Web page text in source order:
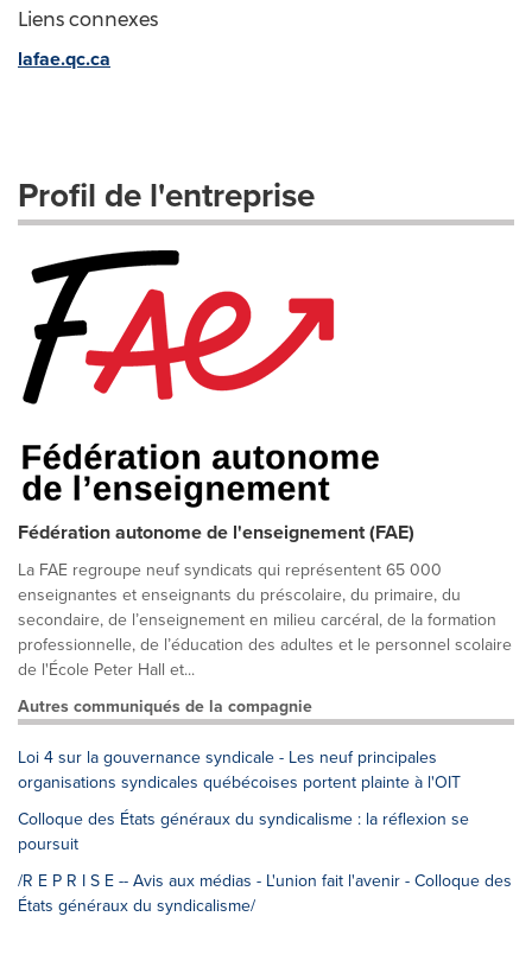
Liens connexes
lafae.qc.ca
Profil de l'entreprise
Fédération autonome de l'enseignement (FAE)
La FAE regroupe neuf syndicats qui représentent 65 000
enseignantes et enseignants du préscolaire, du primaire, du
secondaire, de l’enseignement en milieu carcéral, de la formation
professionnelle, de l’éducation des adultes et le personnel scolaire
de l'École Peter Hall et...
Autres communiqués de la compagnie
Loi 4 sur la gouvernance syndicale - Les neuf principales
organisations syndicales québécoises portent plainte à l'OIT
Colloque des États généraux du syndicalisme : la réflexion se
poursuit
/R E P R I S E -- Avis aux médias - L'union fait l'avenir - Colloque des
États généraux du syndicalisme/